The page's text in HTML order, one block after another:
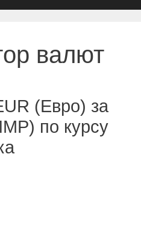
валют
(Евро) за
по курсу